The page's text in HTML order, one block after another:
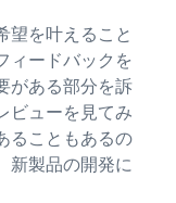
望を叶えること
ィードバックを
がある部分を訴
ビューを見てみ
ることもあるの
新製品の開発に